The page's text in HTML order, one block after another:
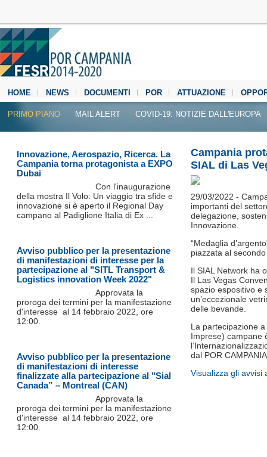
HOME NEWS DOCUMENTI POR ATTUAZIONE
MEDIA CENTER
PRIMO PIANO MAIL ALERT COVID-19: NOTIZIE DALL'EUROPA
Campania
SIAL di Las
29/03/2022 -
importanti del
delegazione,
Innovazione.
“Medaglia
piazzata al
Il SIAL Network ha
Il Las Vegas
spazio espositivo e
un’eccezionale
delle bevande.
La partecipazione
Imprese) campane
dal POR
Visualizza gli avvisi
Innovazione, Aerospazio, Ricerca. La
Campania torna protagonista a EXPO
Dubai
Con l'inaugurazione
della mostra Il Volo: Un viaggio tra sfide e
innovazione si è aperto il Regional Day
campano al Padiglione Italia di Ex ...
Avviso pubblico per la presentazione
di manifestazioni di interesse per la
partecipazione al "SITL Transport &
Logistics innovation Week 2022"
Approvata la
proroga dei termini per la manifestazione
d'interesse al 14 febbraio 2022, ore
12:00.
Avviso pubblico per la presentazione
di manifestazioni di interesse
finalizzate alla partecipazione al "Sial
Canada” – Montreal (CAN)
Approvata la
proroga dei termini per la manifestazione
d'interesse al 14 febbraio 2022, ore
12:00.